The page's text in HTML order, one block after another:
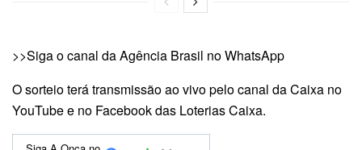
>>Siga o canal da Agência Brasil no WhatsApp
O sorteio terá transmissão ao vivo pelo canal da Caixa no
YouTube e no Facebook das Loterias Caixa.